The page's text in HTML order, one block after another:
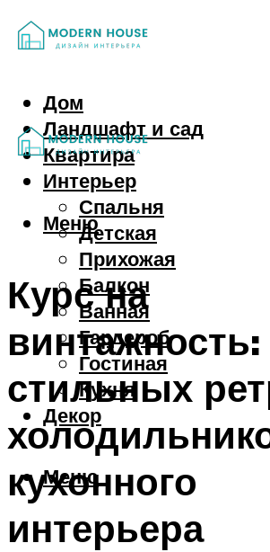
Дом
Ландшафт и сад
Квартира
Интерьер
Спальня
Детская
Прихожая
Балкон
Ванная
Гардероб
Гостиная
Кухня
Декор
Меню
Меню
Курс на
стильных
кухонного
интерьера